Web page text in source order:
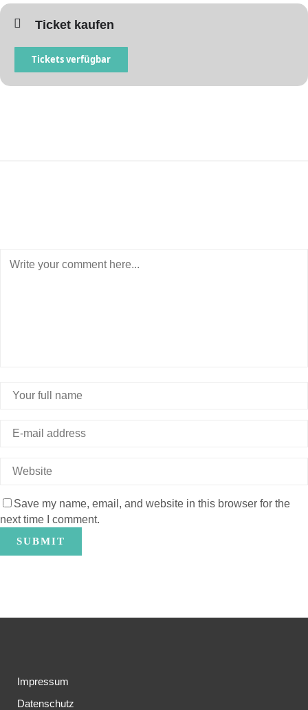
Ticket kaufen
Tickets verfügbar
Save my name, email, and website in this browser for the
next time I comment.
Impressum
Datenschutz